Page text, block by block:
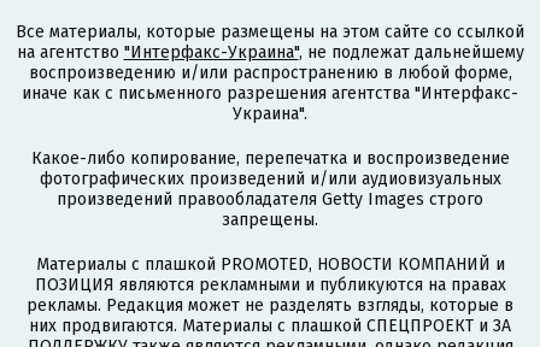
Все материалы, которые размещены на этом сайте со ссылкой
на агентство "Интерфакс-Украина", не подлежат дальнейшему
воспроизведению и/или распространению в любой форме,
иначе как с письменного разрешения агентства "Интерфакс-
Украина".
Какое-либо копирование, перепечатка и воспроизведение
фотографических произведений и/или аудиовизуальных
произведений правообладателя Getty Images строго
запрещены.
Материалы с плашкой PROMOTED, НОВОСТИ КОМПАНИЙ и
ПОЗИЦИЯ являются рекламными и публикуются на правах
рекламы. Редакция может не разделять взгляды, которые в
них продвигаются. Материалы с плашкой СПЕЦПРОЕКТ и ЗА